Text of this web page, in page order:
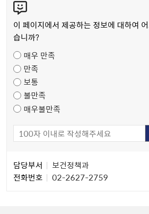
텐
츠
만
도
조
사
이 페이지에서 제공하는 정보에 대하여
습니까?
매우 만족
만족
보통
불만족
매우불만족
자
담당부서
보건정책과
전화번호
02-2627-2759